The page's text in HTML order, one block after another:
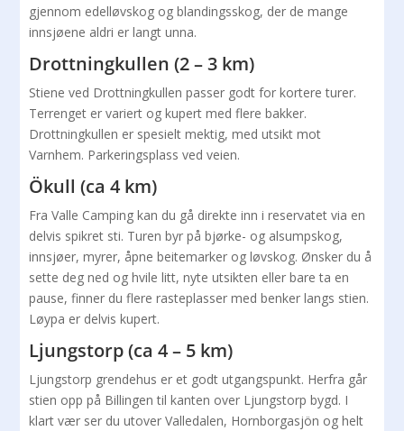
gjennom edelløvskog og blandingsskog, der de mange
innsjøene aldri er langt unna.
Drottningkullen (2 – 3 km)
Stiene ved Drottningkullen passer godt for kortere turer.
Terrenget er variert og kupert med flere bakker.
Drottningkullen er spesielt mektig, med utsikt mot
Varnhem. Parkeringsplass ved veien.
Ökull (ca 4 km)
Fra Valle Camping kan du gå direkte inn i reservatet via en
delvis spikret sti. Turen byr på bjørke- og alsumpskog,
innsjøer, myrer, åpne beitemarker og løvskog. Ønsker du å
sette deg ned og hvile litt, nyte utsikten eller bare ta en
pause, finner du flere rasteplasser med benker langs stien.
Løypa er delvis kupert.
Ljungstorp (ca 4 – 5 km)
Ljungstorp grendehus er et godt utgangspunkt. Herfra går
stien opp på Billingen til kanten over Ljungstorp bygd. I
klart vær ser du utover Valledalen, Hornborgasjön og helt